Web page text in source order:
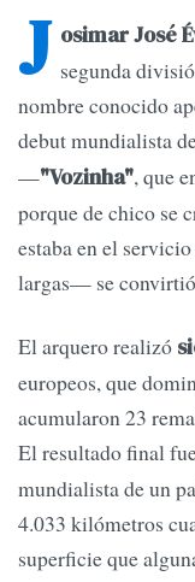
J osimar José
segunda
nombre conocido
debut mundialista
—"Vozinha", que
porque de chico se
estaba en el
largas— se
El arquero realizó
europeos, que
acumularon 23
El resultado final
mundialista de un
4.033 kilómetros
superficie que